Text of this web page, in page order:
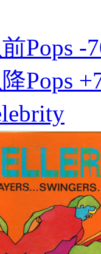
Pops -
Pops